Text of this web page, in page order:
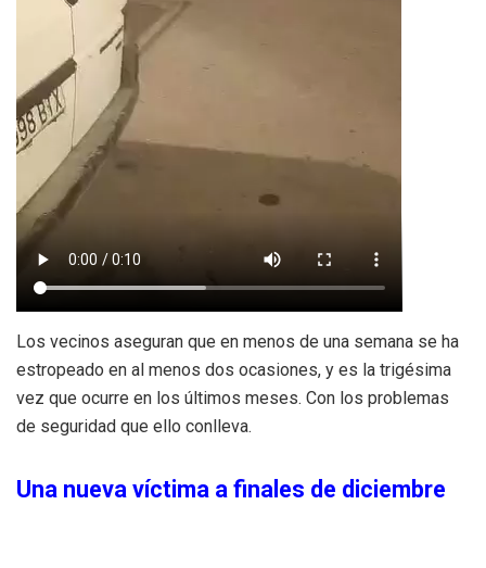
Los vecinos aseguran que en menos de una semana se ha
estropeado en al menos dos ocasiones, y es la trigésima
vez que ocurre en los últimos meses. Con los problemas
de seguridad que ello conlleva.
Una nueva víctima a finales de diciembre